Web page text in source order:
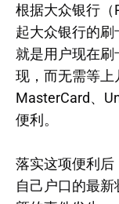
根据大众银行（
起大众银行的
就是用户现在
现，而无需等上
MasterCard、
便利。
落实这项便利
自己户口的最